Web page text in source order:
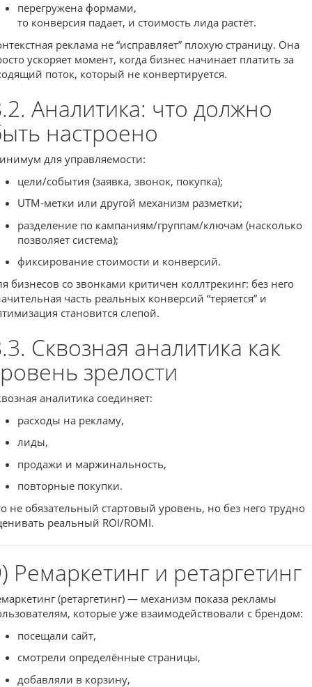
перегружена формами,
то конверсия падает, и стоимость лида растёт.
реклама не “исправляет” плохую страницу. Она
ускоряет момент, когда бизнес начинает платить за
поток, который не конвертируется.
Аналитика: что должно
настроено
для управляемости:
цели/события (заявка, звонок, покупка);
UTM-метки или другой механизм разметки;
разделение по кампаниям/группам/ключам (насколько
позволяет система);
фиксирование стоимости и конверсий.
бизнесов со звонками критичен коллтрекинг: без него
часть реальных конверсий “теряется” и
становится слепой.
Сквозная аналитика как
зрелости
аналитика соединяет:
расходы на рекламу,
лиды,
продажи и маржинальность,
повторные покупки.
не обязательный стартовый уровень, но без него трудно
реальный ROI/ROMI.
Ремаркетинг и ретаргетинг
(ретаргетинг) — механизм показа рекламы
которые уже взаимодействовали с брендом:
посещали сайт,
смотрели определённые страницы,
добавляли в корзину,